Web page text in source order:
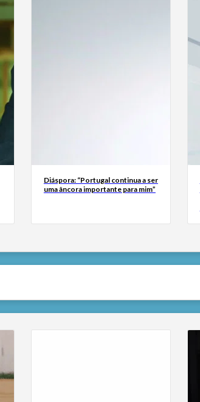
Diáspora: “Portugal continua a ser
uma âncora importante para mim”